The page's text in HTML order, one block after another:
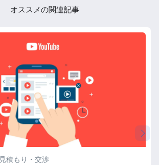
オススメの関連記事
見積もり・交渉